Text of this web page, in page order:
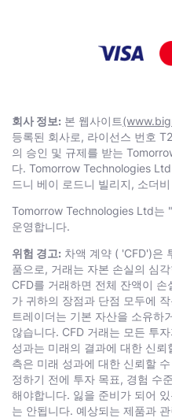
회사 정보: 본 웹사이트
등록된 회사로, 라이선스 번호
의 승인 및 규제를 받는
다. Тоmоrrоw Technologies
드니 베이 로드니 빌리지, 소더
Тоmоrrоw Technologies Ltd는
운영합니다.
위험 경고: 차액 계약 ( 'CFD')은
품으로, 거래는 자본 손실의 심
CFD를 거래하면 전체 잔액이
가 귀하의 장점과 단점 모두에
트레이더는 기본 자산을 소유하
않습니다. CFD 거래는 모든 투
성과는 미래의 결과에 대한 신
측은 미래 성과에 대한 신뢰할
정하기 전에 투자 목표, 경험 수
해야합니다. 잃을 준비가 되어
는 안됩니다. 예상되는 제품과